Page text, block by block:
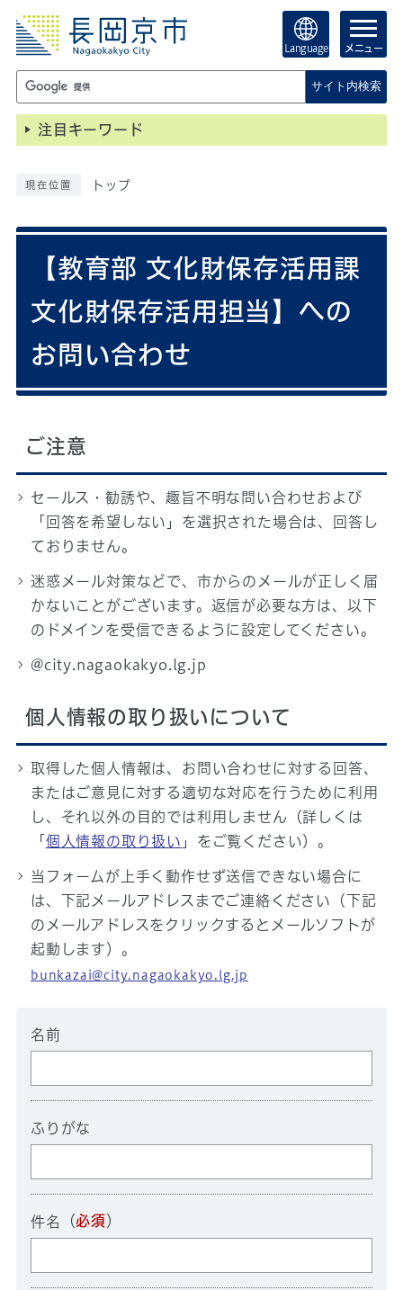
Language メニュー
サイト内検索
注目キーワード
現在位置 トップ
【教育部 文化財保存活用課
文化財保存活用担当】への
お問い合わせ
ご注意
セールス・勧誘や、趣旨不明な問い合わせおよび
「回答を希望しない」を選択された場合は、回答し
ておりません。
迷惑メール対策などで、市からのメールが正しく届
かないことがございます。返信が必要な方は、以下
のドメインを受信できるように設定してください。
@city.nagaokakyo.lg.jp
個人情報の取り扱いについて
取得した個人情報は、お問い合わせに対する回答、
またはご意見に対する適切な対応を行うために利用
し、それ以外の目的では利用しません（詳しくは
「 個人情報の取り扱い 」をご覧ください）。
当フォームが上手く動作せず送信できない場合に
は、下記メールアドレスまでご連絡ください（下記
のメールアドレスをクリックするとメールソフトが
起動します）。
bunkazai@city.nagaokakyo.lg.jp
名前
ふりがな
件名 （必須 ）